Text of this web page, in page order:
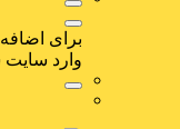
برای
وارد سایت